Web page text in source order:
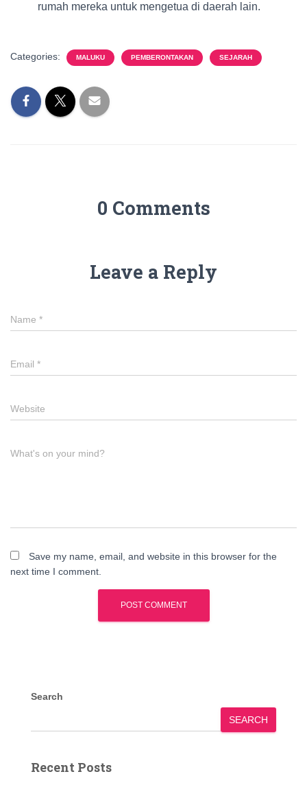
rumah mereka untuk mengetua di daerah lain.
Categories: MALUKU PEMBERONTAKAN SEJARAH
0 Comments
Leave a Reply
Name *
Email *
Website
What's on your mind?
Save my name, email, and website in this browser for the
next time I comment.
Search
SEARCH
Recent Posts